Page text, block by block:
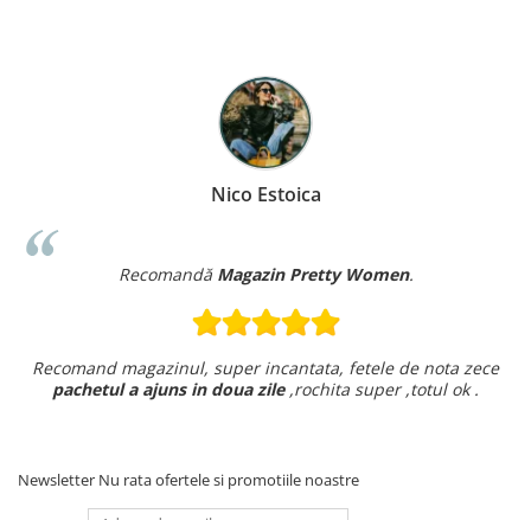
Nico Estoica
Recomandă Magazin Pretty Women.
Recomand magazinul, super incantata, fetele de nota zece
pachetul a ajuns in doua zile,rochita super ,totul ok .
Newsletter Nu rata ofertele si promotiile noastre